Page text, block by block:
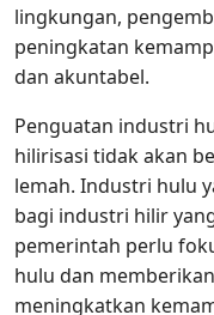
lingkungan,
peningkatan
dan akuntabel.
Penguatan industri
hilirisasi tidak akan
lemah. Industri hulu
bagi industri hilir
pemerintah perlu
hulu dan
meningkatkan